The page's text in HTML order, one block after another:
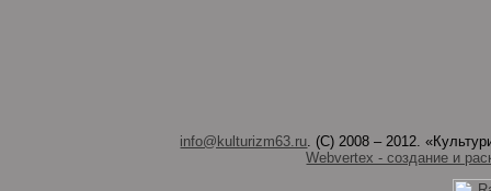
info@kulturizm63.ru. (C) 2008 – 2012.
Webvertex - создание и